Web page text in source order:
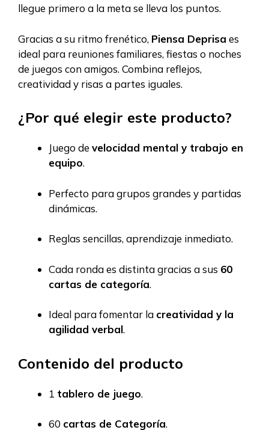
llegue primero a la meta se lleva los puntos.
Gracias a su ritmo frenético, Piensa Deprisa es
ideal para reuniones familiares, fiestas o noches
de juegos con amigos. Combina reflejos,
creatividad y risas a partes iguales.
¿Por qué elegir este producto?
Juego de velocidad mental y trabajo en
equipo.
Perfecto para grupos grandes y partidas
dinámicas.
Reglas sencillas, aprendizaje inmediato.
Cada ronda es distinta gracias a sus 60
cartas de categoría.
Ideal para fomentar la creatividad y la
agilidad verbal.
Contenido del producto
1 tablero de juego.
60 cartas de Categoría.